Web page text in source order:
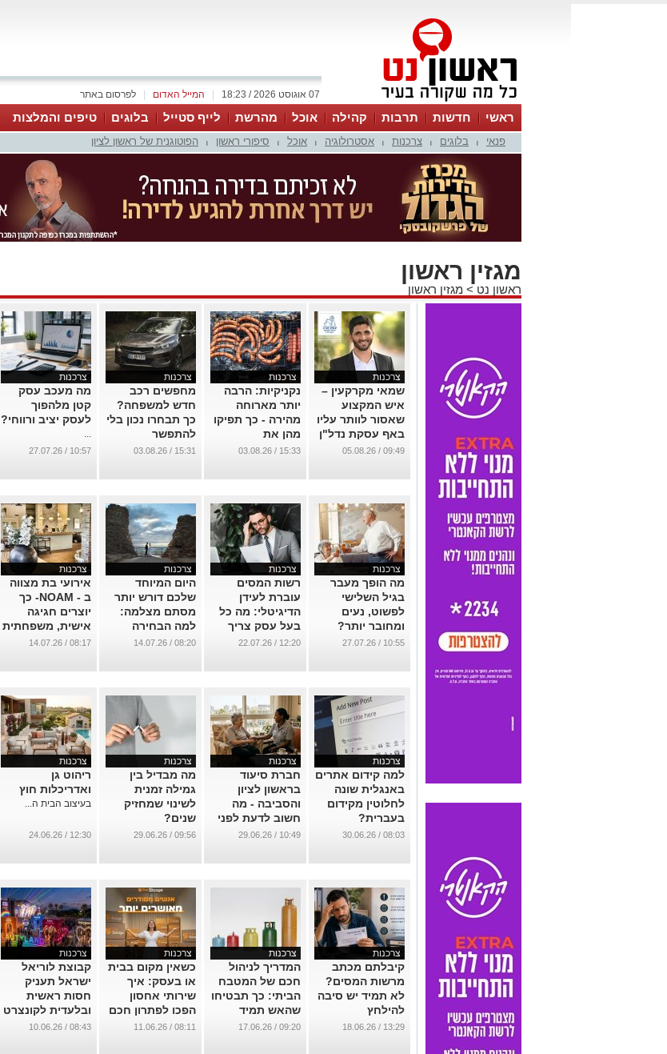
לפרסום באתר המייל האדום 07 אוגוסט 2026 / 18:23
ראשי חדשות תרבות קהילה אוכל מהרשת לייף סטייל בלוגים טיפים והמלצות
פנאי בלוגים צרכנות אסטרולוגיה אוכל סיפורי ראשון הפוטוגנית של ראשון לציון
מגזין ראשון
ראשון נט > מגזין ראשון
צרכנות
שמאי מקרקעין –
איש המקצוע
שאסור לוותר עליו
באף עסקת נדל"ן
...
09:49 / 05.08.26
צרכנות
נקניקיות: הרבה
יותר מארוחה
מהירה - כך תפיקו
מהן את
המקסימום
...
15:33 / 03.08.26
צרכנות
מחפשים רכב
חדש למשפחה?
כך תבחרו נכון בלי
להתפשר
...
15:31 / 03.08.26
צרכנות
מה מעכב עסק
קטן מלהפוך
לעסק יציב ורווחי?
...
10:57 / 27.07.26
צרכנות
מה הופך מעבר
בגיל השלישי
לפשוט, נעים
ומחובר יותר?
...
10:55 / 27.07.26
צרכנות
רשות המסים
עוברת לעידן
הדיגיטלי: מה כל
בעל עסק צריך
לדעת?
12:20 / 22.07.26
צרכנות
היום המיוחד
שלכם דורש יותר
מסתם מצלמה:
למה הבחירה
בצלם הנכון היא
משתלמת
...
08:20 / 14.07.26
צרכנות
אירועי בת מצווה
ב - NOAM- כך
יוצרים חגיגה
אישית, משפחתית
ובלתי נשכחת
08:17 / 14.07.26
צרכנות
למה קידום אתרים
באנגלית שונה
לחלוטין מקידום
בעברית?
...
08:03 / 30.06.26
צרכנות
חברת סיעוד
בראשון לציון
והסביבה - מה
חשוב לדעת לפני
שבוחרים
10:49 / 29.06.26
צרכנות
מה מבדיל בין
גמילה זמנית
לשינוי שמחזיק
שנים?
...
09:56 / 29.06.26
צרכנות
ריהוט גן
ואדריכלות חוץ
בעיצוב הבית ה...
12:30 / 24.06.26
צרכנות
קיבלתם מכתב
מרשות המסים?
לא תמיד יש סיבה
להילחץ
...
13:29 / 18.06.26
צרכנות
המדריך לניהול
חכם של המטבח
הביתי: כך תבטיחו
שהאש תמיד
תדלוק
09:20 / 17.06.26
צרכנות
כשאין מקום בבית
או בעסק: איך
שירותי אחסון
הפכו לפתרון חכם
ונגיש יותר
08:11 / 11.06.26
צרכנות
קבוצת לוריאל
ישראל תעניק
חסות ראשית
ובלעדית לקונצרט
הגאווה של עופר
08:43 / 10.06.26